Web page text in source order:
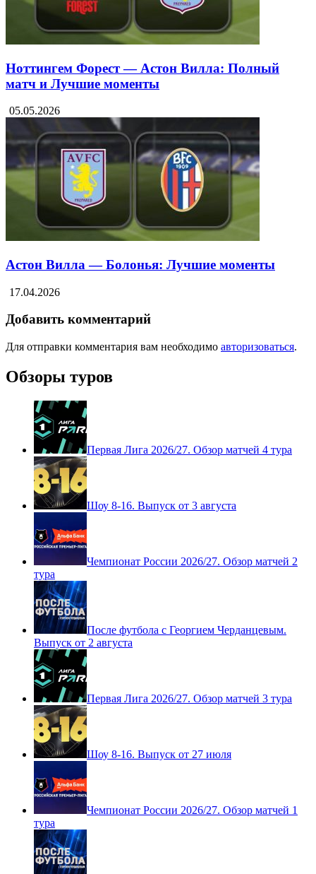
Ноттингем Форест — Астон Вилла: Полный
матч и Лучшие моменты
05.05.2026
Астон Вилла — Болонья: Лучшие моменты
17.04.2026
Добавить комментарий
Для отправки комментария вам необходимо авторизоваться.
Обзоры туров
Первая Лига 2026/27. Обзор матчей 4 тура
Шоу 8-16. Выпуск от 3 августа
Чемпионат России 2026/27. Обзор матчей 2
тура
После футбола с Георгием Черданцевым.
Выпуск от 2 августа
Первая Лига 2026/27. Обзор матчей 3 тура
Шоу 8-16. Выпуск от 27 июля
Чемпионат России 2026/27. Обзор матчей 1
тура